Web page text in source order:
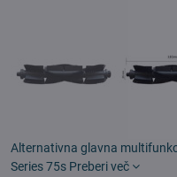
Alternativna glavna
Series 75s Preberi več